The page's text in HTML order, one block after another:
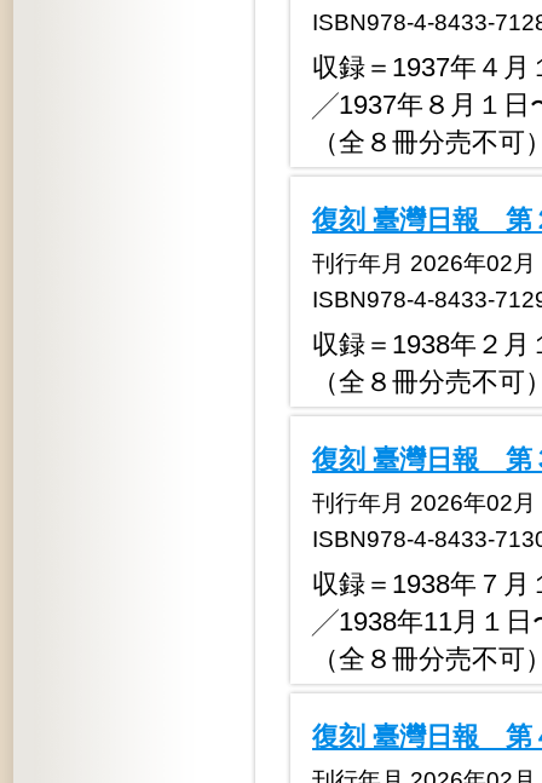
ISBN978-4-8433-
収録＝1937年４
╱1937年８月１日
（全８冊分売不可
復刻 臺灣日報 第
刊行年月 2026年02
ISBN978-4-8433-
収録＝1938年２
（全８冊分売不可
復刻 臺灣日報 第
刊行年月 2026年02
ISBN978-4-8433-
収録＝1938年７
╱1938年11月１日
（全８冊分売不可
復刻 臺灣日報 第